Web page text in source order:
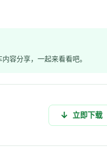
容分享，一起来看看吧。
立即下载